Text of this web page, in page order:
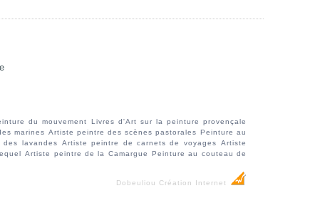
du mouvement
Livres d'Art sur la peinture provençale
marines Artiste peintre des scènes pastorales Peinture au
des lavandes Artiste peintre de carnets de voyages
Artiste
Artiste peintre de la Camargue
Peinture au couteau de
Dobeuliou Création Internet